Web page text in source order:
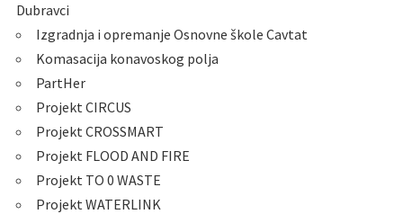
Dubravci
Izgradnja i opremanje Osnovne škole Cavtat
Komasacija konavoskog polja
PartHer
Projekt CIRCUS
Projekt CROSSMART
Projekt FLOOD AND FIRE
Projekt TO 0 WASTE
Projekt WATERLINK